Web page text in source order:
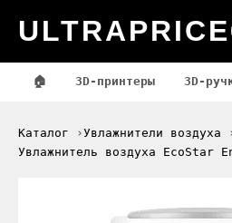
ULTRAPRICE
🏠 3D-принтеры 3D-
Каталог
Увлажнители воздуха
Увлажнитель воздуха EcoStar